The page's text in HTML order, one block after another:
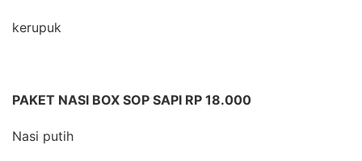
kerupuk
PAKET NASI BOX SOP SAPI RP 18.000
Nasi putih